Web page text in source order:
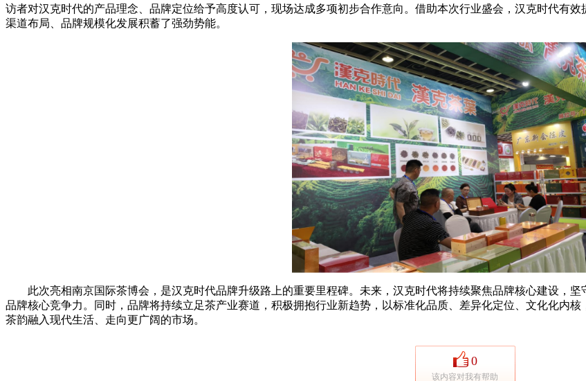
访者对汉克时代的产品理念、品牌定位给予高度认可，现场达成多项初步合作意向。借助本次行业盛会，汉克时代有
渠道布局、品牌规模化发展积蓄了强劲势能。
此次亮相南京国际茶博会，是汉克时代品牌升级路上的重要里程碑。未来，汉克时代将持续聚焦品牌核心建设，坚
品牌核心竞争力。同时，品牌将持续立足茶产业赛道，积极拥抱行业新趋势，以标准化品质、差异化定位、文化化内
茶韵融入现代生活、走向更广阔的市场。
0
该内容对我有帮助